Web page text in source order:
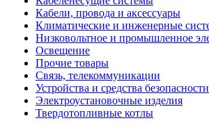
Кабели, провода и аксессуары
Климатические и инженерные
Низковольтное и промышленное
Освещение
Прочие товары
Связь, телекоммуникации
Устройства и средства безопасности
Электроустановочные изделия
Твердотопливные котлы